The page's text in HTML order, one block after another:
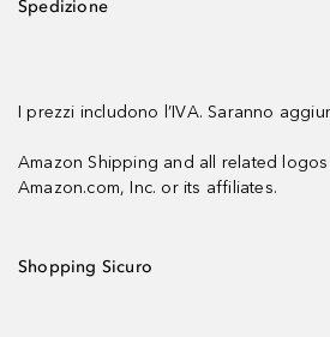
Spedizione
I prezzi includono l’IVA. Saranno
Amazon Shipping and all related
Amazon.com, Inc. or its affiliates.
Shopping Sicuro